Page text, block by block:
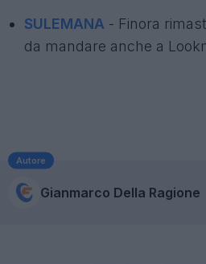
SULEMANA - Finora
da mandare anche a
Autore
Gianmarco Della Ragione